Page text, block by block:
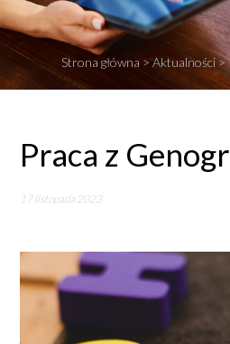
Strona główna >Aktualności>
Praca z
17 listopada 2023